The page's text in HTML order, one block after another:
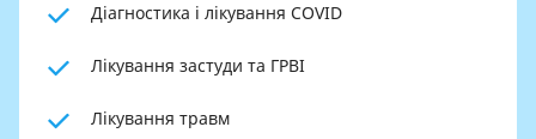
Діагностика і лікування COVID
Лікування застуди та ГРВІ
Лікування травм